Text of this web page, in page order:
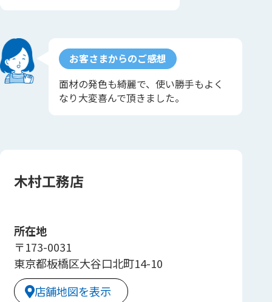
お客さまからのご感想
面材の発色も綺麗で、使い勝手もよく
なり大変喜んで頂きました。
木村工務店
所在地
〒173-0031
東京都板橋区大谷口北町14-10
店舗地図を表示